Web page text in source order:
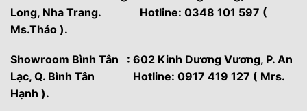
Long, Nha Trang. Hotline: 0348 101 597 (
Ms.Thảo ).
Showroom Bình Tân : 602 Kinh Dương Vương, P. An
Lạc, Q. Bình Tân Hotline: 0917 419 127 ( Mrs.
Hạnh ).